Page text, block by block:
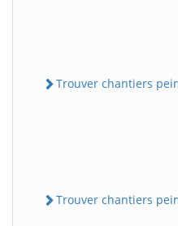
Trouver chantiers
Trouver chantiers